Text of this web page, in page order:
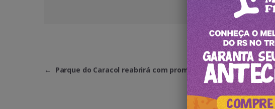
← Parque do Caracol reabrirá com promoções